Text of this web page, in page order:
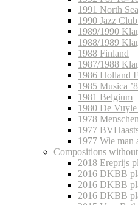
1991 North
1990 Jazz
1989/1990
1988/1989
1988 Finland
1987/1988
1986 Holland
1985 Musica
1981 Belgium
1980 De Vuyle
1978
1977
1977 Wie man
Compositions
2018 Ereprijs
2016 DKBB
2016 DKBB
2016 DKBB